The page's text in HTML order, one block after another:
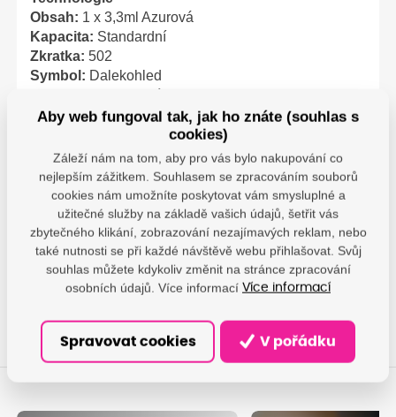
Obsah: 1 x 3,3ml Azurová
Kapacita: Standardní
Zkratka: 502
Symbol: Dalekohled
Standardní
Parametry
Výrobce
Epson - Epson Europe
B.V.; Hoogoorddreef 5,
1101 BA Amsterdam,
NL; info@epson.nl
Aby web fungoval tak, jak ho znáte (souhlas s
cookies)
Záleží nám na tom, aby pro vás bylo nakupování co
nejlepším zážitkem. Souhlasem se zpracováním souborů
cookies nám umožníte poskytovat vám smysluplné a
užitečné služby na základě vašich údajů, šetřit vás
zbytečného klikání, zobrazování nezajímavých reklam, nebo
také nutnosti se při každé návštěvě webu přihlašovat. Svůj
souhlas můžete kdykoliv změnit na stránce zpracování
osobních údajů. Více informací Více informací
Spravovat cookies V pořádku